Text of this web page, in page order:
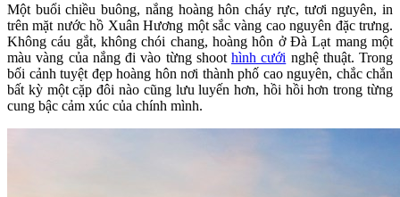
Một buổi chiều buông, nắng hoàng hôn cháy rực, tươi nguyên, in
trên mặt nước hồ Xuân Hương một sắc vàng cao nguyên đặc trưng.
Không cáu gắt, không chói chang, hoàng hôn ở Đà Lạt mang một
màu vàng của nắng đi vào từng shoot hình cưới nghệ thuật. Trong
bối cảnh tuyệt đẹp hoàng hôn nơi thành phố cao nguyên, chắc chắn
bất kỳ một cặp đôi nào cũng lưu luyến hơn, hồi hồi hơn trong từng
cung bậc cảm xúc của chính mình.